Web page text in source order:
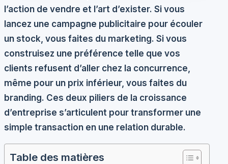
l’action de vendre et l’art d’exister. Si vous
lancez une campagne publicitaire pour écouler
un stock, vous faites du marketing. Si vous
construisez une préférence telle que vos
clients refusent d’aller chez la concurrence,
même pour un prix inférieur, vous faites du
branding. Ces deux piliers de la croissance
d’entreprise s’articulent pour transformer une
simple transaction en une relation durable.
Table des matières